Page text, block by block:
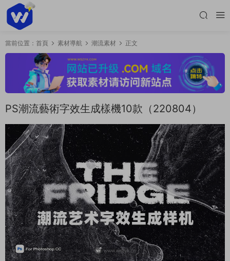
當前位置： 首頁 素材導航 潮流素材 正文
PS潮流藝術字效生成樣機10款（220804）